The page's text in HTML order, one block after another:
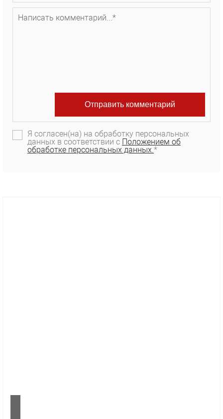
Я согласен(на) на обработку персональных
данных в соответствии с Положением об
обработке персональных данных.*